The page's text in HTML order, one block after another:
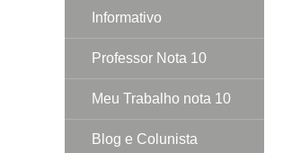
Informativo
Professor Nota 10
Meu Trabalho nota 10
Blog e Colunista